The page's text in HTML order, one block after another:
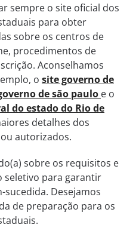
sempre o site oficial dos
para obter
sobre os centros de
procedimentos de
Aconselhamos
o site governo de
de são paulo e o
do estado do Rio de
detalhes dos
autorizados.
sobre os requisitos e
seletivo para garantir
Desejamos
de preparação para os